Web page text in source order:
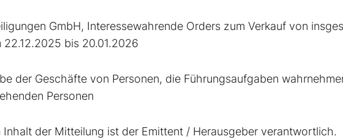
GmbH, Interessewahrende Orders zum Verkauf von
bis 20.01.2026
der Geschäfte von Personen, die Führungsaufgaben
Personen
Inhalt der Mitteilung ist der Emittent / Herausgeber verantwortlich.